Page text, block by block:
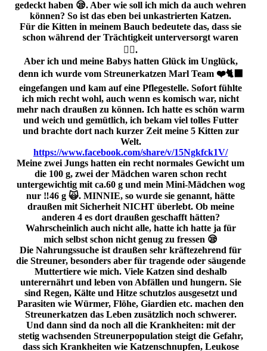
gedeckt haben 😪. Aber wie soll ich mich da auch wehren
können? So ist das eben bei unkastrierten Katzen.
Für die Kitten in meinem Bauch bedeutete das, dass sie
schon während der Trächtigkeit unterversorgt waren
😮‍💨.
Aber ich und meine Babys hatten Glück im Unglück,
denn ich wurde vom Streunerkatzen Marl Team ❤️🐈‍⬛
eingefangen und kam auf eine Pflegestelle. Sofort fühlte
ich mich recht wohl, auch wenn es komisch war, nicht
mehr nach draußen zu können. Ich hatte es schön warm
und weich und gemütlich, ich bekam viel tolles Futter
und brachte dort nach kurzer Zeit meine 5 Kitten zur
Welt.
https://www.facebook.com/share/v/15Ngkfck1V/
Meine zwei Jungs hatten ein recht normales Gewicht um
die 100 g, zwei der Mädchen waren schon recht
untergewichtig mit ca.60 g und mein Mini-Mädchen wog
nur ‼️46 g 🙀. MINNIE, so wurde sie genannt, hätte
draußen mit Sicherheit NICHT überlebt. Ob meine
anderen 4 es dort draußen geschafft hätten?
Wahrscheinlich auch nicht alle, hatte ich hatte ja für
mich selbst schon nicht genug zu fressen 😪
Die Nahrungssuche ist draußen sehr kräftezehrend für
die Streuner, besonders aber für tragende oder säugende
Muttertiere wie mich. Viele Katzen sind deshalb
unterernährt und leben von Abfällen und hungern. Sie
sind Regen, Kälte und Hitze schutzlos ausgesetzt und
Parasiten wie Würmer, Flöhe, Giardien etc. machen den
Streunerkatzen das Leben zusätzlich noch schwerer.
Und dann sind da noch all die Krankheiten: mit der
stetig wachsenden Streunerpopulation steigt die Gefahr,
dass sich Krankheiten wie Katzenschnupfen, Leukose